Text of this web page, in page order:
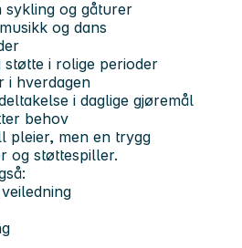
sykling og gåturer
og dans
i rolige perioder
i hverdagen
i daglige gjøremål
behov
pleier, men en trygg
og støttespiller.